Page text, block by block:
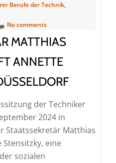
Berufe der Technik,
No comments
MATTHIAS
ANNETTE
der Techniker
2024 in
Staatssekretär Matthias
eine
sozialen